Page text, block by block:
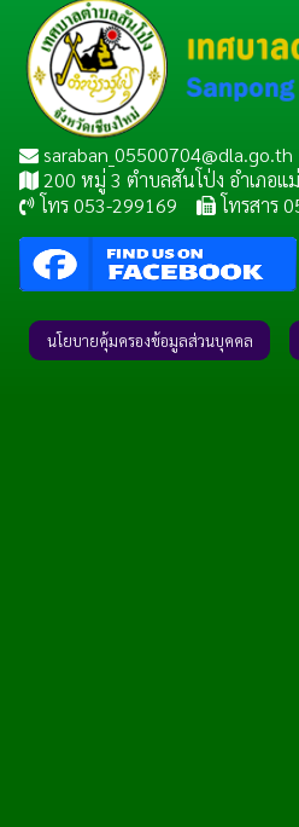
saraban_05500704@dla.go.th
200 หมู่ 3 ตำบลสันโป่ง อำเภอแ
โทร 053-299169
โทรสาร
นโยบายคุ้มครองข้อมูลส่วนบุคคล